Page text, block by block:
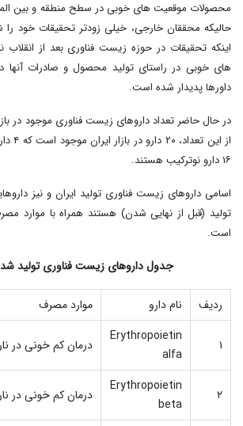
محصولات موقعیت های خوبی در سطح منطقه و بین
حالیکه محققان خارجی، خیلی زودتر تحقیقات خود را
اینکه تحقیقات در حوزه زیست فناوری بعد از
های خوبی در راستای تولید محصول و صادرات آنها
داورها پدیدار شده است.
از این
۱۶ دارو نوترکیب هستند.
اسامی داروهای زیست فناوری تولید ایران و نیز
تولید (قبل از نهایی شدن) هستند همراه با موارد
است.
جدول داروهای زیست فناوری تولید
ردیف نام دارو موارد مصرف
۱
Erythropoietin
alfa
درمان کم خونی در
۲
Erythropoietin
beta
درمان کم خونی در